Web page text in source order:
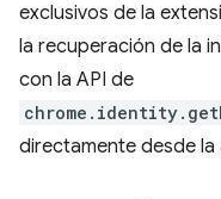
exclusivos de la
la recuperación de la
con la API de
directamente desde la